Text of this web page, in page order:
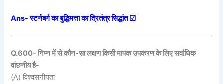
Ans- स्टर्नबर्ग का बुद्धिमत्ता का त्रितंत्र सिद्धांत ☑
Q.600- निम्न में से कौन-सा लक्षण किसी मापक उपकरण के लिए सर्वाधिक
वांछनीय है-
(A) विश्वसनीयता